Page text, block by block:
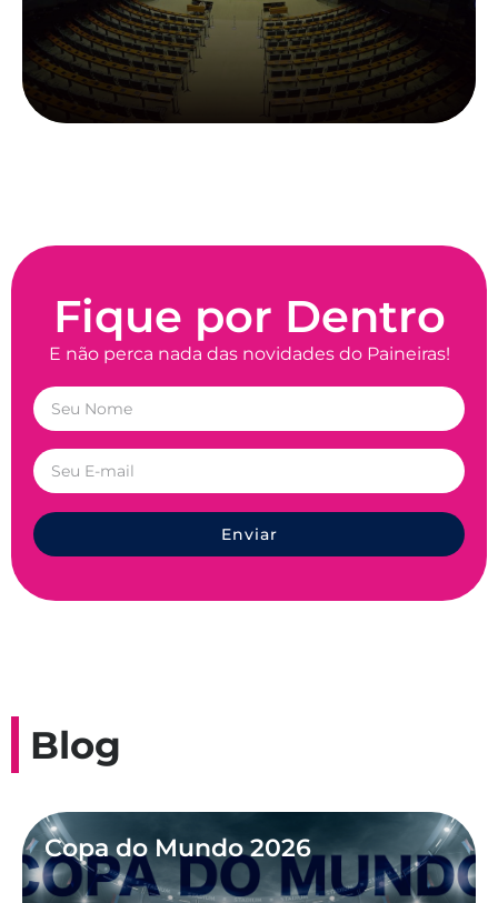
Fique por Dentro
E não perca nada das novidades do Paineiras!
Enviar
Blog
Copa do Mundo 2026